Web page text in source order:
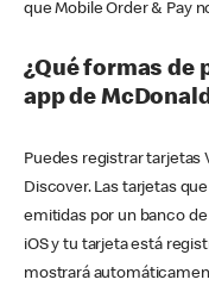
que Mobile Order & Pay
¿Qué formas de
app de
Puedes registrar tarjetas
Discover. Las tarjetas
emitidas por un banco
iOS y tu tarjeta está
mostrará